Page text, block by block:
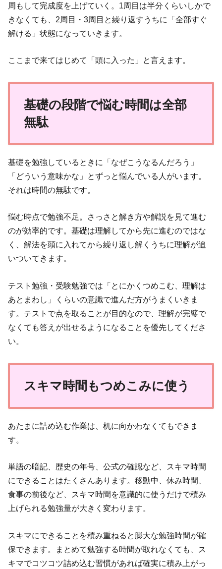
周もして完成度を上げていく。1周目は半分くらいしかで
きなくても、2周目・3周目と繰り返すうちに「全部すぐ
解ける」状態になっていきます。
ここまで来てはじめて「頭に入った」と言えます。
基礎の段階で悩む時間は全部
無駄
基礎を勉強しているときに「なぜこうなるんだろう」
「どういう意味かな」とずっと悩んでいる人がいます。
それは時間の無駄です。
悩む時点で勉強不足。さっさと解き方や解説を見て進む
のが効率的です。基礎は理解してから先に進むのではな
く、解法を頭に入れてから繰り返し解くうちに理解が追
いついてきます。
テスト勉強・受験勉強では「とにかくつめこむ、理解は
あとまわし」くらいの意識で進んだ方がうまくいきま
す。テストで点を取ることが目的なので、理解が完璧で
なくても答えが出せるようになることを優先してくださ
い。
スキマ時間もつめこみに使う
あたまに詰め込む作業は、机に向かわなくてもできま
す。
単語の暗記、歴史の年号、公式の確認など、スキマ時間
にできることはたくさんあります。移動中、休み時間、
食事の前後など、スキマ時間を意識的に使うだけで積み
上げられる勉強量が大きく変わります。
スキマにできることを積み重ねると膨大な勉強時間が確
保できます。まとめて勉強する時間が取れなくても、ス
キマでコツコツ詰め込む習慣があれば確実に積み上がっ